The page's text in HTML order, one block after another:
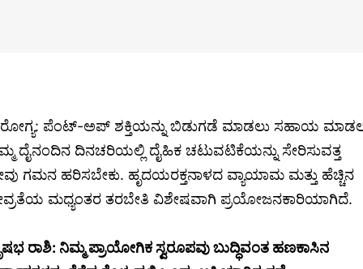
ಪೆಂಟ್-ಅಪ್ ಶಕ್ತಿಯನ್ನು ಬಿಡುಗಡೆ ಮಾಡಲು ಸಹಾಯ
ದೈನಂದಿನ ದಿನಚರಿಯಲ್ಲಿ ದೈಹಿಕ ಚಟುವಟಿಕೆಯನ್ನು ಸೇರಿಸುವತ್ತ
ಗಮನ ಹರಿಸಬೇಕು. ಹೃದಯರಕ್ತನಾಳದ ವ್ಯಾಯಾಮ ಮತ್ತು ಹೆಚ್ಚಿನ
ಮಧ್ಯಂತರ ತರಬೇತಿ ವಿಶೇಷವಾಗಿ ಪ್ರಯೋಜನಕಾರಿಯಾಗಿದೆ.
ರಾಶಿ: ನಿಮ್ಮ ಪ್ರಾಯೋಗಿಕ ಸ್ವರೂಪವು ಬುದ್ಧಿವಂತ ಹಣಕಾಸಿನ